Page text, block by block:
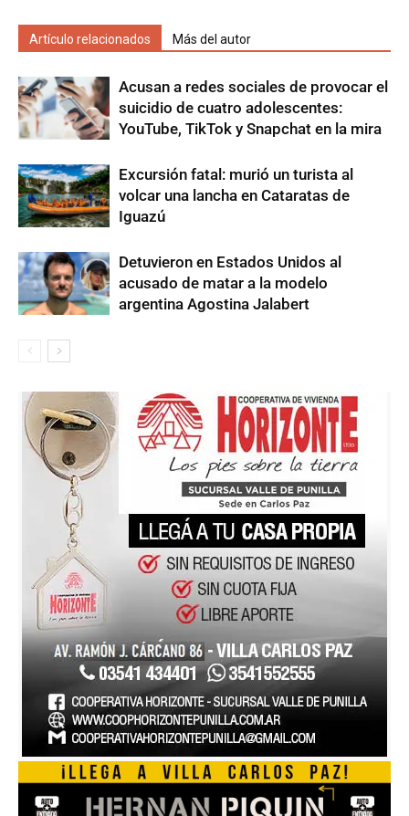
Artículo relacionados Más del autor
Acusan a redes sociales de provocar el
suicidio de cuatro adolescentes:
YouTube, TikTok y Snapchat en la mira
Excursión fatal: murió un turista al
volcar una lancha en Cataratas de
Iguazú
Detuvieron en Estados Unidos al
acusado de matar a la modelo
argentina Agostina Jalabert